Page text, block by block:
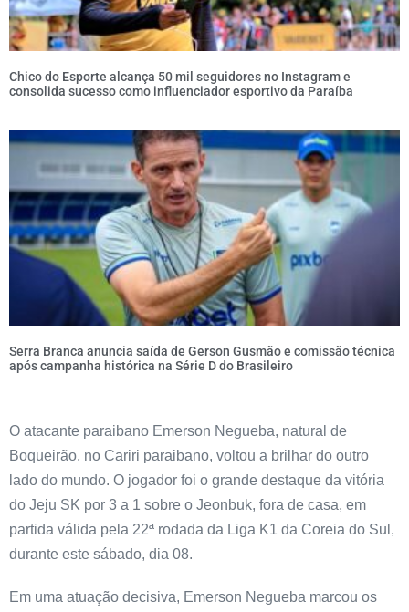
Chico do Esporte alcança 50 mil seguidores no Instagram e
consolida sucesso como influenciador esportivo da Paraíba
Serra Branca anuncia saída de Gerson Gusmão e comissão técnica
após campanha histórica na Série D do Brasileiro
O atacante paraibano Emerson Negueba, natural de
Boqueirão, no Cariri paraibano, voltou a brilhar do outro
lado do mundo. O jogador foi o grande destaque da vitória
do Jeju SK por 3 a 1 sobre o Jeonbuk, fora de casa, em
partida válida pela 22ª rodada da Liga K1 da Coreia do Sul,
durante este sábado, dia 08.
Em uma atuação decisiva, Emerson Negueba marcou os